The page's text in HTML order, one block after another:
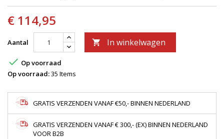
€ 114,95
Aantal  In winkelwagen
 Op voorraad
Op voorraad:35 Items
GRATIS VERZENDEN VANAF €50,- BINNEN NEDERLAND
GRATIS VERZENDEN VANAF € 300,- (EX) BINNEN NEDERLAND
VOOR B2B